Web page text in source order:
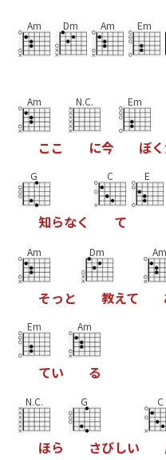
Am Dm Am Em
Am
こ こ
N.C.
に今
Em
ぼく
G
知らなく
C
て
E
Am
そっ と
Dm
教えて
Am
Em
てい
Am
る
N.C.
ほら
G
さびしい
C